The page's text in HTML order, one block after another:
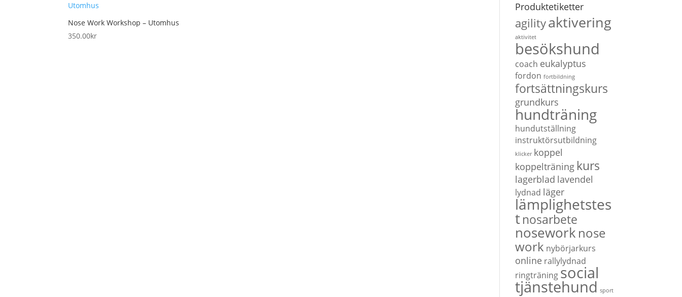
Nose Work Workshop – Utomhus
350.00kr
Produktetiketter
agilityaktivering
aktivitet
besökshund
coach eukalyptus
fordon fortbildning
fortsättningskurs
grundkurs
hundträning
hundutställning
instruktörsutbildning
klicker koppel
koppelträning kurs
lagerblad lavendel
lydnad läger
lämplighetstes
tnosarbete
nosework nose
work nybörjarkurs
online rallylydnad
ringträning social
tjänstehund sport